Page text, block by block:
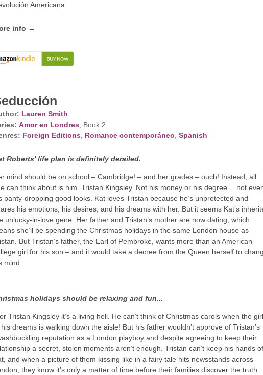
Americana.
info →
Lauren Smith
Amor en Londres , Book 2
Foreign Editions Romance contemporáneo Spanish
Roberts' life plan is definitely derailed.
mind should be on school – Cambridge! – and her grades – ouch! Instead, all
can think about is him. Tristan Kingsley. Not his money or his degree… not
panty-dropping good looks. Kat loves Tristan because he’s unprotected and
his emotions, his desires, and his dreams with her. But it seems Kat’s
unlucky-in-love gene. Her father and Tristan’s mother are now dating, which
she’ll be spending the Christmas holidays in the same London house as
But Tristan’s father, the Earl of Pembroke, wants more than an American
girl for his son – and it would take a decree from the Queen herself to
mind.
holidays should be relaxing and fun...
Tristan Kingsley it’s a living hell. He can’t think of Christmas carols when the girl
dreams is walking down the aisle! But his father wouldn’t approve of Tristan’s
reputation as a London playboy and despite agreeing to keep their
a secret, stolen moments aren’t enough. Tristan can’t keep his hands
and when a picture of them kissing like in a fairy tale hits newsstands across
they know it’s only a matter of time before their families discover the truth.